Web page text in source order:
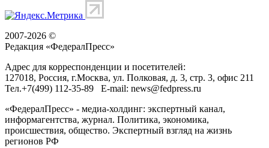
2007-2026 ©
Редакция «ФедералПресс»
Адрес для корреспонденции и посетителей:
127018, Россия, г.Москва, ул. Полковая, д. 3, стр. 3, офис 211
Тел.+7(499) 112-35-89 E-mail: news@fedpress.ru
«ФедералПресс» - медиа-холдинг: экспертный канал,
информагентства, журнал. Политика, экономика,
происшествия, общество. Экспертный взгляд на жизнь
регионов РФ